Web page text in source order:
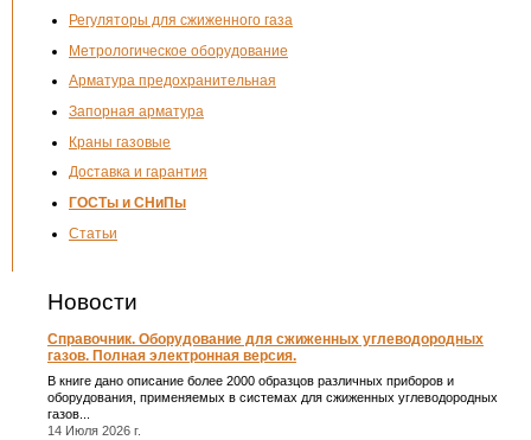
Регуляторы для сжиженного газа
Метрологическое оборудование
Арматура предохранительная
Запорная арматура
Краны газовые
Доставка и гарантия
ГОСТы и СНиПы
Статьи
Новости
Справочник. Оборудование для сжиженных углеводородных
газов. Полная электронная версия.
В книге дано описание более 2000 образцов различных приборов и
оборудования, применяемых в системах для сжиженных углеводородных
газов...
14 Июля 2026 г.